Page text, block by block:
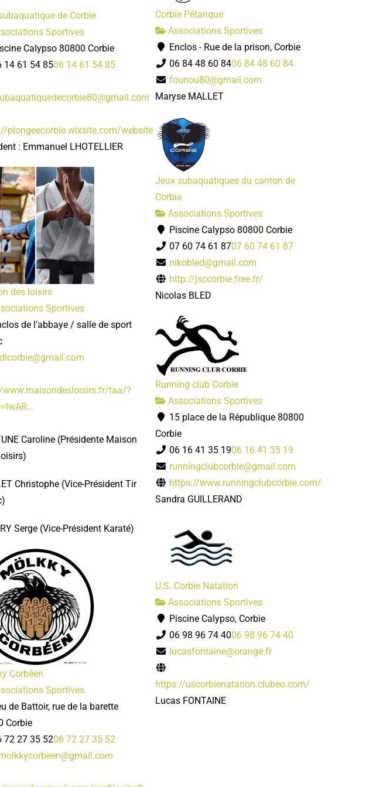
de Corbie
Sportives
Calypso 80800 Corbie
14 61 54 8506 14 61 54 85
plongeecorbie.wixsite.com/website
: Emmanuel LHOTELLIER
Corbie Pétanque
Associations Sportives
Enclos - Rue de la prison, Corbie
06 84 48 60 8406 84 48 60 84
founou80@gmail.com
Maryse MALLET
Jeux subaquatiques du canton de
Corbie
Associations Sportives
Piscine Calypso 80800 Corbie
07 60 74 61 8707 60 74 61 87
nikobled@gmail.com
http://jsccorbie.free.fr/
Nicolas BLED
des loisirs
Sportives
de l’abbaye / salle de sport
taa/?
Caroline (Présidente Maison
Christophe (Vice-Président Tir
Serge (Vice-Président Karaté)
Running club Corbie
Associations Sportives
15 place de la République 80800
Corbie
06 16 41 35 1906 16 41 35 19
runningclubcorbie@gmail.com
https://www.runningclubcorbie.com/
Sandra GUILLERAND
U.S. Corbie Natation
Associations Sportives
Piscine Calypso, Corbie
06 98 96 74 4006 98 96 74 40
lucasfontaine@orange.fr
https://uscorbienatation.clubeo.com/
Lucas FONTAINE
Corbéen
Sportives
de Battoir, rue de la barette
Corbie
72 27 35 5206 72 27 35 52